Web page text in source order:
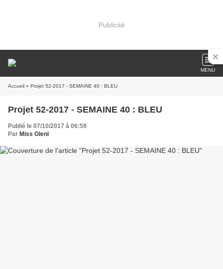
Publicité
MENU
Accueil » Projet 52-2017 - SEMAINE 40 : BLEU
Projet 52-2017 - SEMAINE 40 : BLEU
Publié le 07/10/2017 à 06:59
Par Miss Gleni